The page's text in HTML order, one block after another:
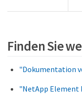
Finden Sie
"Dokumentation
"NetApp Element